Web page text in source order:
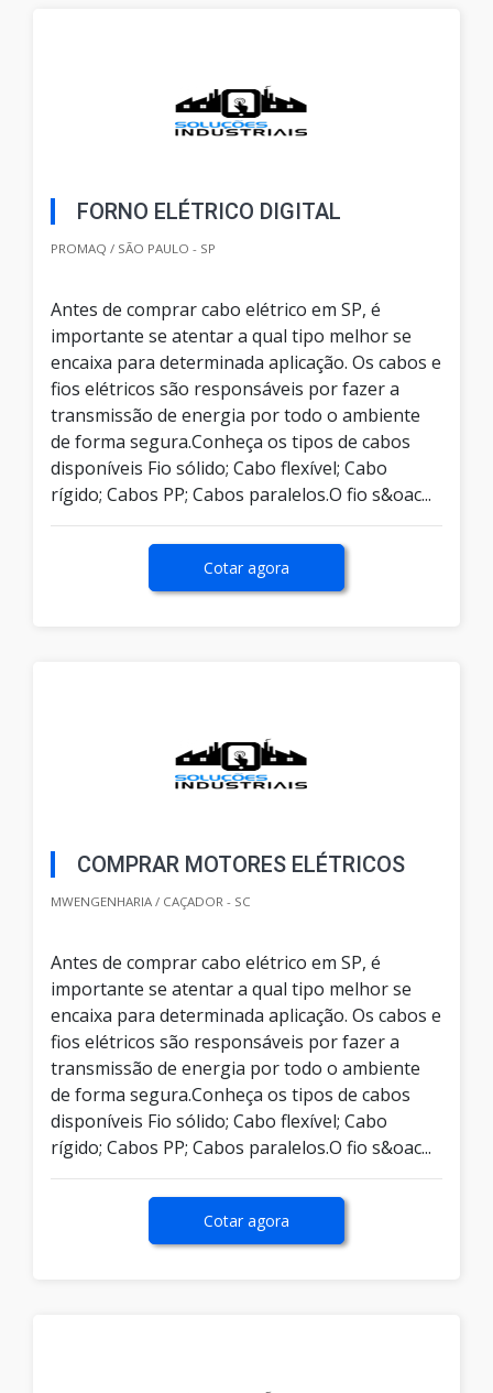
FORNO ELÉTRICO DIGITAL
PROMAQ / SÃO PAULO - SP
Antes de comprar cabo elétrico em SP, é
importante se atentar a qual tipo melhor se
encaixa para determinada aplicação. Os cabos e
fios elétricos são responsáveis por fazer a
transmissão de energia por todo o ambiente
de forma segura.Conheça os tipos de cabos
disponíveis Fio sólido; Cabo flexível; Cabo
rígido; Cabos PP; Cabos paralelos.O fio s&oac...
Cotar agora
COMPRAR MOTORES ELÉTRICOS
MWENGENHARIA / CAÇADOR - SC
Antes de comprar cabo elétrico em SP, é
importante se atentar a qual tipo melhor se
encaixa para determinada aplicação. Os cabos e
fios elétricos são responsáveis por fazer a
transmissão de energia por todo o ambiente
de forma segura.Conheça os tipos de cabos
disponíveis Fio sólido; Cabo flexível; Cabo
rígido; Cabos PP; Cabos paralelos.O fio s&oac...
Cotar agora